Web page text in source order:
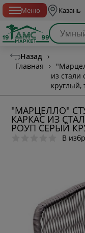
Меню Казань
Назад ›
Главная
›
из стали
круглый,
"МАРЦЕЛЛО"
КАРКАС ИЗ
РОУП СЕРЫЙ
В